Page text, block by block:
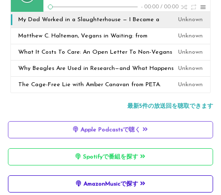
- 00:00 / 00:00
My Dad Worked in a Slaughterhouse — I Became a
Vegan Activist | Jack Hancock-Fairs.
Unknown
Matthew C. Halteman, Vegans in Waiting: from
Defensiveness to Curiosity.
Unknown
What It Costs To Care: An Open Letter To Non-Vegans
(And A Thank You To Vegans)
Unknown
Why Beagles Are Used in Research—and What Happens
Next with Nikki Steendam of Beagle Freedom Australia.
Unknown
The Cage-Free Lie with Amber Canavan from PETA. Unknown
最新5件の放送回を聴取できます
Apple Podcastsで聴く
Spotifyで番組を探す
AmazonMusicで探す